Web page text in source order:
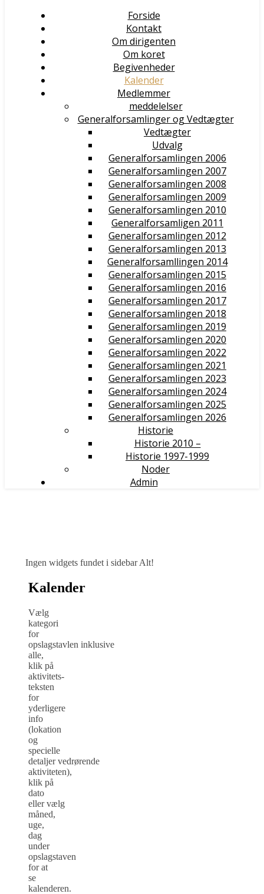
Forside
Kontakt
Om dirigenten
Om koret
Begivenheder
Kalender
Medlemmer
meddelelser
Generalforsamlinger og Vedtægter
Vedtægter
Udvalg
Generalforsamlingen 2006
Generalforsamlingen 2007
Generalforsamlingen 2008
Generalforsamlingen 2009
Generalforsamlingen 2010
Generalforsamligen 2011
Generalforsamlingen 2012
Generalforsamlingen 2013
Generalforsamllingen 2014
Generalforsamlingen 2015
Generalforsamlingen 2016
Generalforsamlingen 2017
Generalforsamlingen 2018
Generalforsamlingen 2019
Generalforsamlingen 2020
Generalforsamlingen 2022
Generalforsamlingen 2021
Generalforsamlingen 2023
Generalforsamlingen 2024
Generalforsamlingen 2025
Generalforsamlingen 2026
Historie
Historie 2010 –
Historie 1997-1999
Noder
Admin
Ingen widgets fundet i sidebar Alt!
Kalender
Vælg
kategori
for
opslagstavlen inklusive
alle,
klik på
aktivitets-
teksten
for
yderligere
info
(lokation
og
specielle
detaljer vedrørende
aktiviteten),
klik på
dato
eller vælg
måned,
uge,
dag
under
opslagstaven
for at
se
kalenderen.